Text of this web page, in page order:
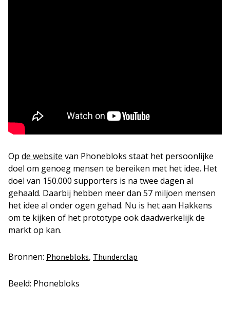
Op de website van Phonebloks staat het persoonlijke
doel om genoeg mensen te bereiken met het idee. Het
doel van 150.000 supporters is na twee dagen al
gehaald. Daarbij hebben meer dan 57 miljoen mensen
het idee al onder ogen gehad. Nu is het aan Hakkens
om te kijken of het prototype ook daadwerkelijk de
markt op kan.
Bronnen: Phonebloks, Thunderclap
Beeld: Phonebloks